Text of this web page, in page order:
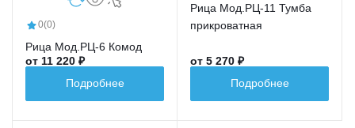
0(0)
Рица Мод.РЦ-6 Комод
от 11 220 ₽
Подробнее
Рица Мод.РЦ-11 Тумба
прикроватная
от 5 270 ₽
Подробнее